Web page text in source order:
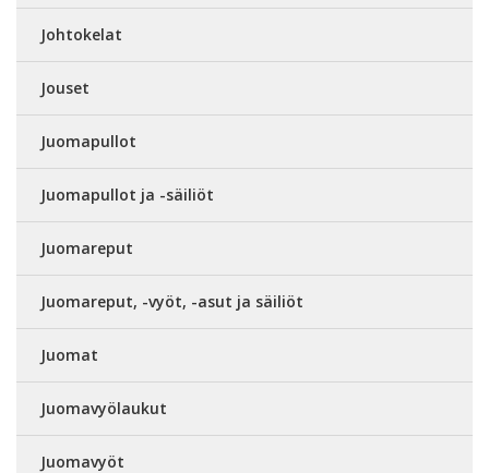
Johtokelat
Jouset
Juomapullot
Juomapullot ja -säiliöt
Juomareput
Juomareput, -vyöt, -asut ja säiliöt
Juomat
Juomavyölaukut
Juomavyöt